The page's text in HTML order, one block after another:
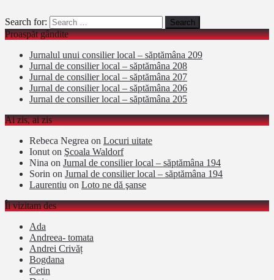
Search for:
Proaspăt gândite
Jurnalul unui consilier local – săptămâna 209
Jurnal de consilier local – săptămâna 208
Jurnal de consilier local – săptămâna 207
Jurnal de consilier local – săptămâna 206
Jurnal de consilier local – săptămâna 205
Ai zis, ai zis
Rebeca Negrea on Locuri uitate
Ionut on Şcoala Waldorf
Nina on Jurnal de consilier local – săptămâna 194
Sorin on Jurnal de consilier local – săptămâna 194
Laurentiu on Loto ne dă şanse
Îi vizitam des
Ada
Andreea- tomata
Andrei Crivăț
Bogdana
Cetin